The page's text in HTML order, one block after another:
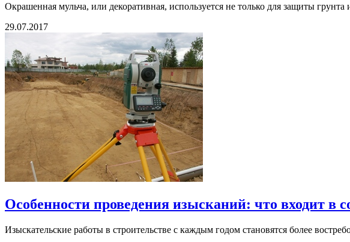
Окрашенная мульча, или декоративная, используется не только для защиты
29.07.2017
Особенности проведения изысканий: что входит в
Изыскательские работы в строительстве с каждым годом становятся более